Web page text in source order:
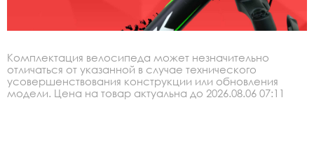
Комплектация велосипеда может незначительно
отличаться от указанной в случае технического
усовершенствования конструкции или обновления
модели. Цена на товар актуальна до 2026.08.06 07:11